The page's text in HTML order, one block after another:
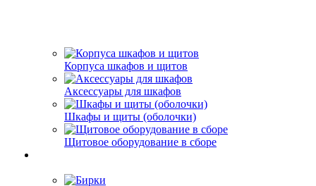
Корпуса шкафов и щитов
Аксессуары для шкафов
Шкафы и щиты (оболочки)
Щитовое оборудование в сборе